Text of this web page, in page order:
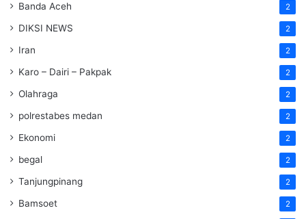
Banda Aceh 2
DIKSI NEWS 2
Iran 2
Karo – Dairi – Pakpak 2
Olahraga 2
polrestabes medan 2
Ekonomi 2
begal 2
Tanjungpinang 2
Bamsoet 2